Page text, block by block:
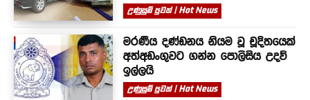
උණුසුම් පුවත් | Hot News
මරණීය දණ්ඩනය නියම වූ චූදිතයෙක්
අත්අඩංගුවට ගන්න පොලිසිය උදව්
ඉල්ලයි
උණුසුම් පුවත් | Hot News